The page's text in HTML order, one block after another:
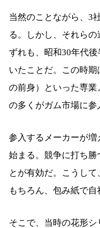
当然のことながら、3
る。しかし、それら
ずれも、昭和30年代
いたことだ。この時
の前身）といった専
の多くがガム市場に参
参入するメーカーが
始まる。競争に打ち勝
とが有効だ。こうし
もちろん、包み紙で自
そこで、当時の花形